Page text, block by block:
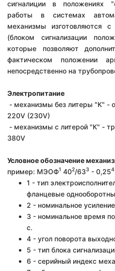
сигналиции в положениях
работы в системах
механизмы изготовляются
(блоком сигнализации
которые позволяют
фактическом положении
непосредственно на
Электропитание
- механизмы без литеры "К" -
220V (230V)
- механизмы с литерой "К" -
380V
Условное обозначение
пример: МЭОФ1 402/633 - 0,254
1 - тип
фланцевые
2 - номинальное
3 - номинальное время
с.
4 - угол поворота
5 - тип блока
6 - серийный индекс